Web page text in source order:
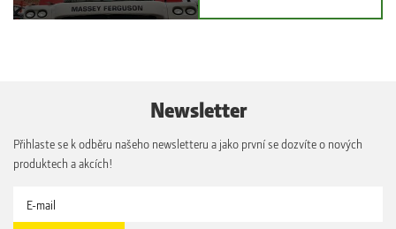
Newsletter
Přihlaste se k odběru našeho newsletteru a jako první se dozvíte o nových
produktech a akcích!